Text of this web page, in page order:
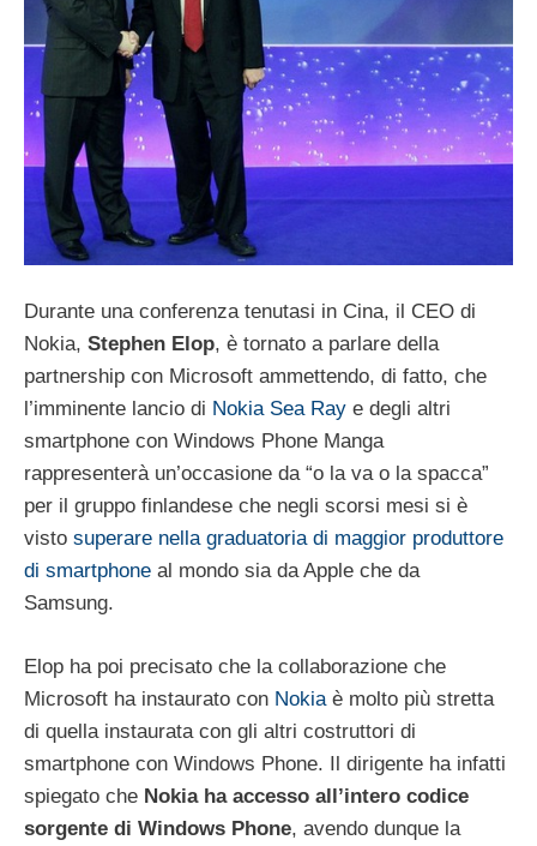
Durante una conferenza tenutasi in Cina, il CEO di
Nokia, Stephen Elop, è tornato a parlare della
partnership con Microsoft ammettendo, di fatto, che
l’imminente lancio di Nokia Sea Ray e degli altri
smartphone con Windows Phone Manga
rappresenterà un’occasione da “o la va o la spacca”
per il gruppo finlandese che negli scorsi mesi si è
visto superare nella graduatoria di maggior produttore
di smartphone al mondo sia da Apple che da
Samsung.
Elop ha poi precisato che la collaborazione che
Microsoft ha instaurato con Nokiaè molto più stretta
di quella instaurata con gli altri costruttori di
smartphone con Windows Phone. Il dirigente ha infatti
spiegato che Nokia ha accesso all’intero codice
sorgente di Windows Phone, avendo dunque la